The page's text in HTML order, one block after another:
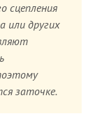
сцепления
или других
заточке.